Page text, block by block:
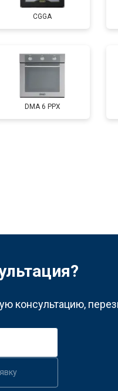
CGGA
DMA 6 PPX
консультацию,